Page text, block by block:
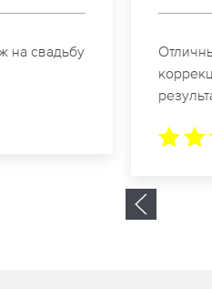
Отличные специалисты
коррекции бровей в
результат. Буду